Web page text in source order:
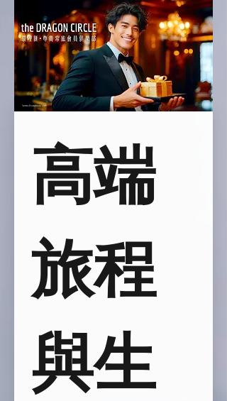
高端
旅程
與生